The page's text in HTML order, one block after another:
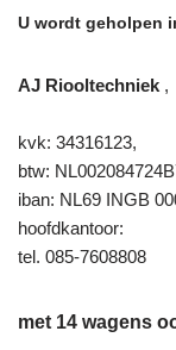
U wordt geholpen
AJ Riooltechniek ,
kvk: 34316123,
btw:
iban: NL69 INGB
hoofdkantoor:
tel. 085-7608808
met 14 wagens